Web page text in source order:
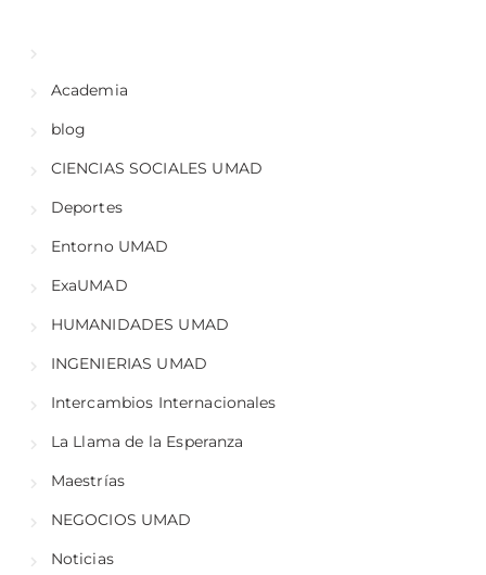
Academia
blog
CIENCIAS SOCIALES UMAD
Deportes
Entorno UMAD
ExaUMAD
HUMANIDADES UMAD
INGENIERIAS UMAD
Intercambios Internacionales
La Llama de la Esperanza
Maestrías
NEGOCIOS UMAD
Noticias